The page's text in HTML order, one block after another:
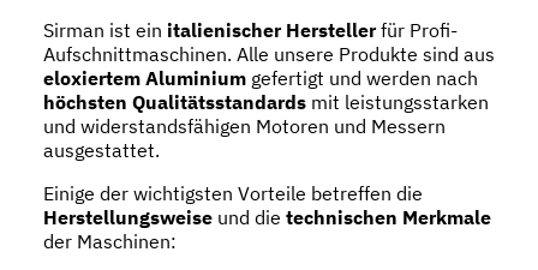
Sirman ist ein italienischer Herstellerfür Profi-
Aufschnittmaschinen. Alle unsere Produkte sind aus
eloxiertem Aluminium gefertigt und werden nach
höchsten Qualitätsstandards mit leistungsstarken
und widerstandsfähigen Motoren und Messern
ausgestattet.
Einige der wichtigsten Vorteile betreffen die
Herstellungsweise und die technischen Merkmale
der Maschinen: